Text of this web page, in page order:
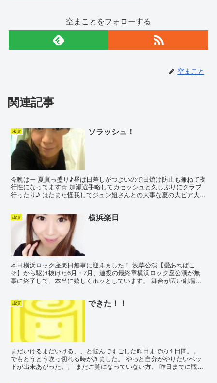
空まことをフォローする
空まこと
関連記事
出演 ソラッシュ！
今晩はー 夏真っ盛り♪昼は日差しがつよいので日焼け防止も兼ねて夜
行性になってます☆ 加瀬選手略してカセッシュと久しぶりにクラブ
行ったり♪ はたまた怪我してジュン姐さんとの大事な夏の大ビア大会
出演 横浜楽日
本日横浜ロック座楽日無事に迎えました！ 浅草公演【愛あればこ
そ】から駆け抜けた6月・7月、連投の最終章横浜ロック座公演が無
事に終了して、本当に嬉しくホッとしています。 舞台が広い劇場か
出演 できた！！
まだいけるまだいける、、と悩んですごした昨日までの４日間。。
でもとうとう吹っ切れる時がきました。 やっと自分がやりたいベッ
ドが出来あがった。。 まだご覧になっていない方、 昨日までに観て